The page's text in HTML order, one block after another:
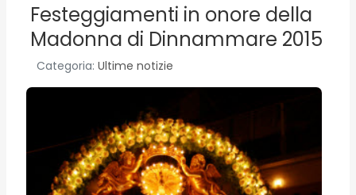
Festeggiamenti in onore della
Madonna di Dinnammare 2015
Categoria: Ultime notizie